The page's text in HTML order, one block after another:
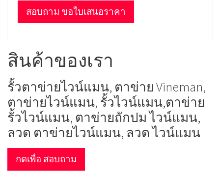
สอบถาม ขอใบเสนอราคา
สินค้าของเรา
รั้วตาข่ายไวน์แมน, ตาข่าย Vineman,
ตาข่ายไวน์แมน, รั้วไวน์แมน,ตาข่าย
รั้วไวน์แมน, ตาข่ายถักปม ไวน์แมน,
ลวด ตาข่ายไวน์แมน, ลวด ไวน์แมน
กดเพื่อ สอบถาม